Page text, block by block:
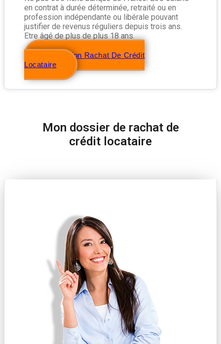
en contrat à durée déterminée, retraité ou en
profession indépendante ou libérale pouvant
justifier de revenus réguliers depuis trois ans.
Etre âgé de plus de plus 18 ans.
Simulation Rachat De Crédit
Locataire
Mon dossier de rachat de
crédit locataire